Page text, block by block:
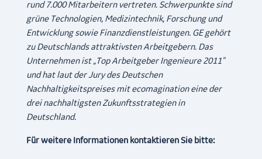
rund 7.000 Mitarbeitern vertreten. Schwerpunkte sind
grüne Technologien, Medizintechnik, Forschung und
Entwicklung sowie Finanzdienstleistungen. GE gehört
zu Deutschlands attraktivsten Arbeitgebern. Das
Unternehmen ist „Top Arbeitgeber Ingenieure 2011"
und hat laut der Jury des Deutschen
Nachhaltigkeitspreises mit ecomagination eine der
drei nachhaltigsten Zukunftsstrategien in
Deutschland.
Für weitere Informationen kontaktieren Sie bitte: